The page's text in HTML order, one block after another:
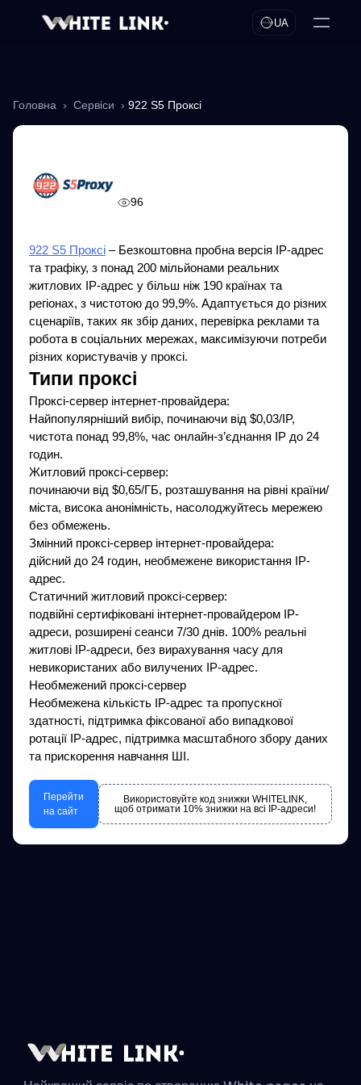
UA
Головна › Сервіси › 922 S5 Проксі
96
922 S5 Проксі – Безкоштовна пробна версія IP-адрес
та трафіку, з понад 200 мільйонами реальних
житлових IP-адрес у більш ніж 190 країнах та
регіонах, з чистотою до 99,9%. Адаптується до різних
сценаріїв, таких як збір даних, перевірка реклами та
робота в соціальних мережах, максимізуючи потреби
різних користувачів у проксі.
Типи проксі
Проксі-сервер інтернет-провайдера:
Найпопулярніший вибір, починаючи від $0,03/IP,
чистота понад 99,8%, час онлайн-з’єднання IP до 24
годин.
Житловий проксі-сервер:
починаючи від $0,65/ГБ, розташування на рівні країни/
міста, висока анонімність, насолоджуйтесь мережею
без обмежень.
Змінний проксі-сервер інтернет-провайдера:
дійсний до 24 годин, необмежене використання IP-
адрес.
Статичний житловий проксі-сервер:
подвійні сертифіковані інтернет-провайдером IP-
адреси, розширені сеанси 7/30 днів. 100% реальні
житлові IP-адреси, без вирахування часу для
невикористаних або вилучених IP-адрес.
Необмежений проксі-сервер
Необмежена кількість IP-адрес та пропускної
здатності, підтримка фіксованої або випадкової
ротації IP-адрес, підтримка масштабного збору даних
та прискорення навчання ШІ.
Перейти
на сайт
Використовуйте код знижки WHITELINK,
щоб отримати 10% знижки на всі IP-адреси!